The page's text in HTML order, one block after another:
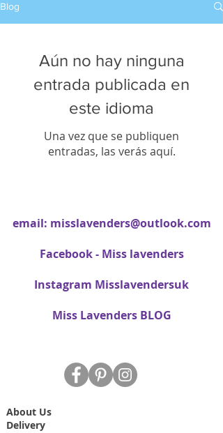
Blog
Aún no hay ninguna
entrada publicada en
este idioma
Una vez que se publiquen
entradas, las verás aquí.
email: misslavenders@outlook.com
Facebook - Miss lavenders
Instagram Misslavendersuk
Miss Lavenders BLOG
About Us
Delivery